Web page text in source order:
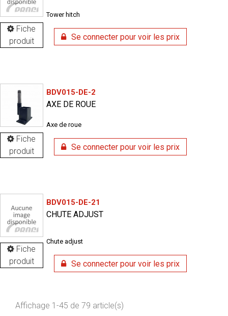
Fiche
produit
Tower hitch
Se connecter pour voir les prix
Fiche
produit
BDV015-DE-2
AXE DE ROUE
Axe de roue
Se connecter pour voir les prix
Fiche
produit
BDV015-DE-21
CHUTE ADJUST
Chute adjust
Se connecter pour voir les prix
Affichage 1-45 de 79 article(s)